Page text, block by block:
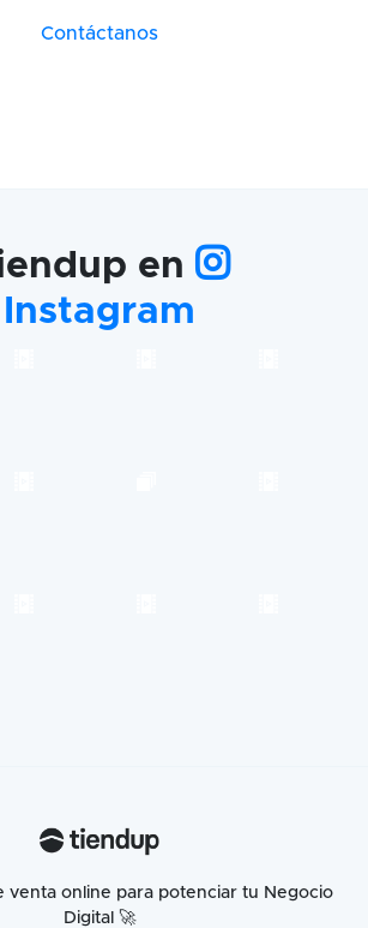
Contáctanos
en
Instagram
venta online para potenciar tu Negocio
Digital 🚀